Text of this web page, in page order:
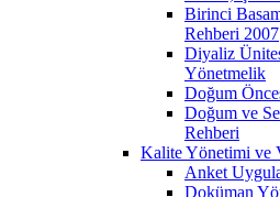
Birinci
Rehberi 2007
Diyaliz
Yönetmelik
Doğum
Doğum ve
Rehberi
Kalite Yönetimi ve
Anket
Doküman